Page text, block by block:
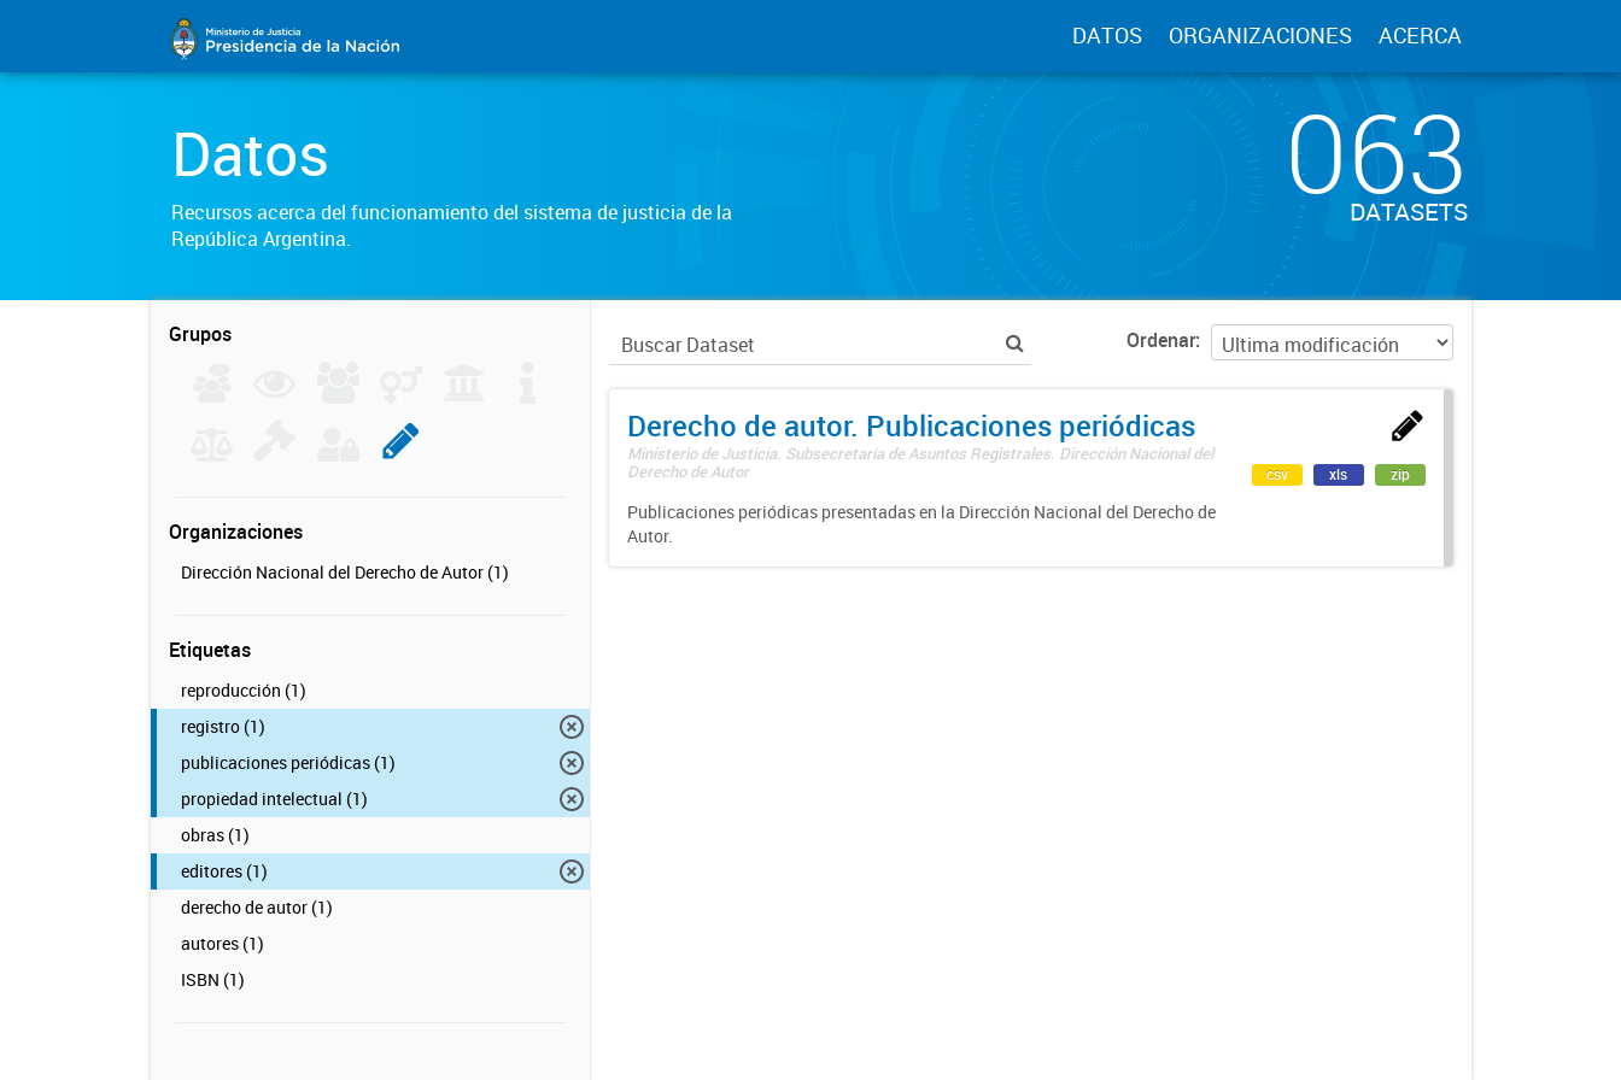
DATOS ORGANIZACIONES ACERCA
Datos
Recursos acerca del funcionamiento del sistema de justicia de la
República Argentina.
063
DATASETS
Grupos
Organizaciones
Dirección Nacional del Derecho de Autor (1)
Etiquetas
reproducción (1)
registro (1)
publicaciones periódicas (1)
propiedad intelectual (1)
obras (1)
editores (1)
derecho de autor (1)
autores (1)
ISBN (1)
Ordenar
Derecho de autor. Publicaciones periódicas
Ministerio de Justicia. Subsecretaría de Asuntos Registrales. Dirección Nacional del
Derecho de Autor
Publicaciones periódicas presentadas en la Dirección Nacional del Derecho de
Autor.
csv xls zip